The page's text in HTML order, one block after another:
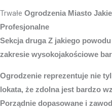
Trwałe Ogrodzenia Miasto
Profesjonalne
Sekcja druga Z jakiego
zakresie wysokojakościowe
Ogrodzenie reprezentuje nie
lokata, że zdolna jest bardzo
Porządnie dopasowane i